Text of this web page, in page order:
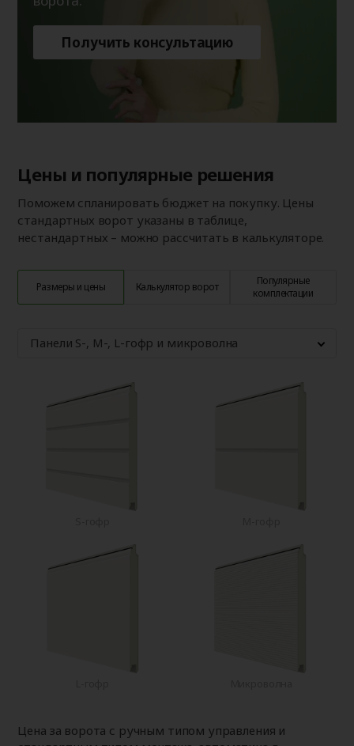
Получить консультацию
Цены и популярные решения
Поможем спланировать бюджет на покупку. Цены
стандартных ворот указаны в таблице,
нестандартных – можно рассчитать в калькуляторе.
Размеры и цены Калькулятор ворот
Популярные
комплектации
Панели S-, M-, L-гофр и микроволна
Цена за ворота с ручным типом управления и